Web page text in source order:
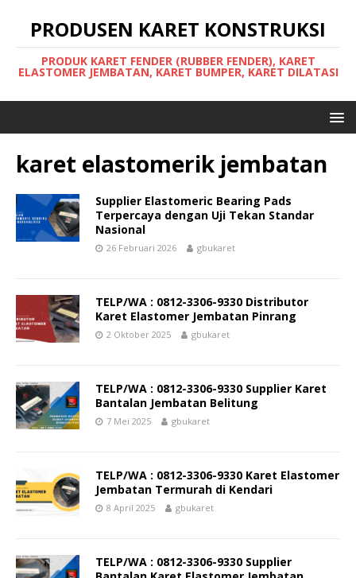
PRODUSEN KARET KONSTRUKSI
PRODUK KARET FENDER (RUBBER FENDER), KARET
ELASTOMER JEMBATAN, KARET BUMPER, KARET DILATASI
karet elastomerik jembatan
Supplier Elastomeric Bearing Pads
Terpercaya dengan Uji Tekan Standar
Nasional
26 Februari 2026 gbukaret
TELP/WA : 0812-3306-9330 Distributor
Karet Elastomer Jembatan Pinrang
2 Oktober 2025 gbukaret
TELP/WA : 0812-3306-9330 Supplier Karet
Bantalan Jembatan Belitung
7 Mei 2025 gbukaret
TELP/WA : 0812-3306-9330 Karet Elastomer
Jembatan Termurah di Kendari
8 April 2025 gbukaret
TELP/WA : 0812-3306-9330 Supplier